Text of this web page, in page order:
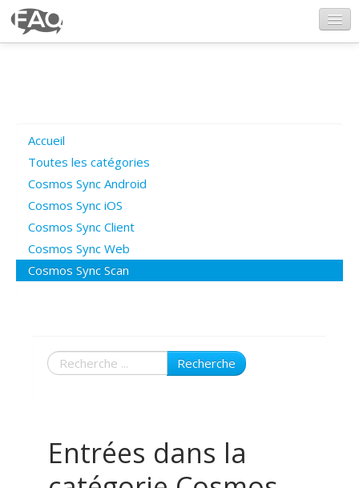
Poser une question
Questions ouvertes
Connexion
Accueil
Toutes les catégories
Cosmos Sync Android
Cosmos Sync iOS
Cosmos Sync Client
Cosmos Sync Web
Cosmos Sync Scan
Recherche
Entrées dans la